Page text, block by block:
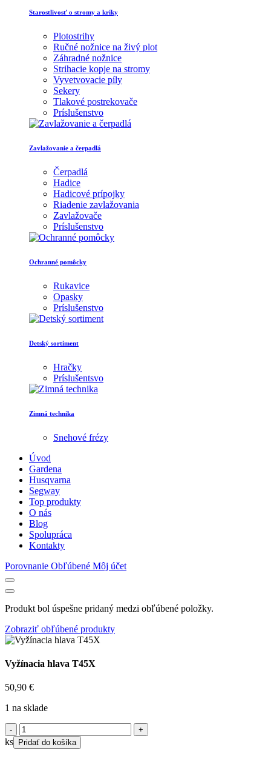
Starostlivosť o stromy a kríky
Plotostrihy
Ručné nožnice na živý plot
Záhradné nožnice
Strihacie kopje na stromy
Vyvetvovacie píly
Sekery
Tlakové postrekovače
Príslušenstvo
Zavlažovanie a čerpadlá
Čerpadlá
Hadice
Hadicové prípojky
Riadenie zavlažovania
Zavlažovače
Príslušenstvo
Ochranné pomôcky
Rukavice
Opasky
Príslušenstvo
Detský sortiment
Hračky
Príslušentsvo
Zimná technika
Snehové frézy
Úvod
Gardena
Husqvarna
Segway
Top produkty
O nás
Blog
Spolupráca
Kontakty
Porovnanie Obľúbené Môj účet
Produkt bol úspešne pridaný medzi obľúbené položky.
Zobraziť obľúbené produkty
Vyžínacia hlava T45X
50,90 €
1 na sklade
množstvo
Vyžínacia
hlava
ks Pridať do košíka